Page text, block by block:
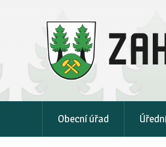
Obecní úřad